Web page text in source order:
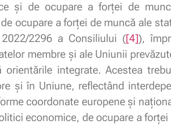
și de ocupare a forței de
ocupare a forței de muncă ale
2296 a Consiliului ([4]),
membre și ale Uniunii
orientările integrate. Acestea
și în Uniune, reflectând
coordonate europene și
economice, de ocupare a